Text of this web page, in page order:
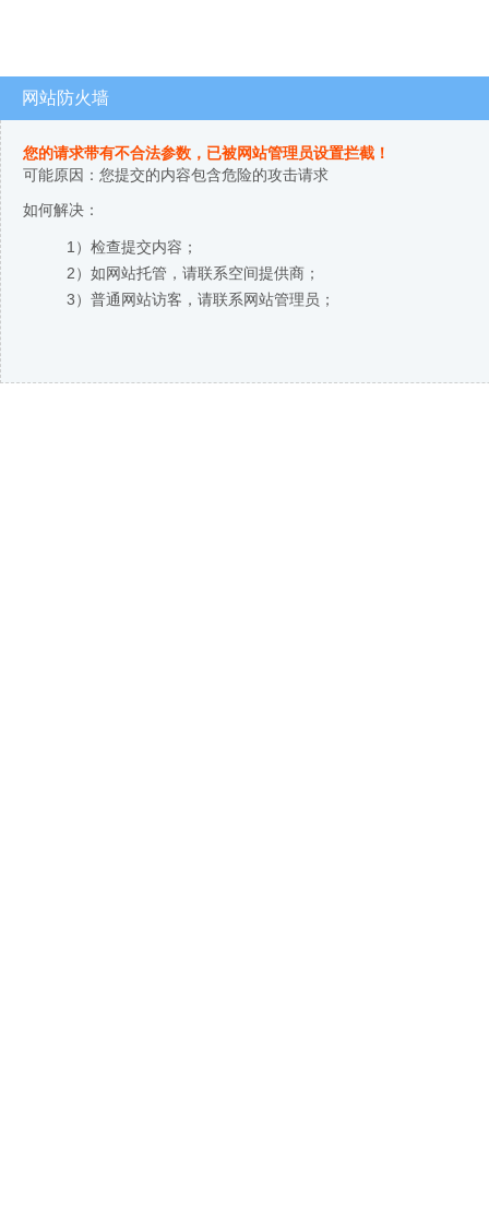
网站防火墙
您的请求带有不合法参数，已被网站管理员设置拦截！
可能原因：您提交的内容包含危险的攻击请求
如何解决：
1）检查提交内容；
2）如网站托管，请联系空间提供商；
3）普通网站访客，请联系网站管理员；